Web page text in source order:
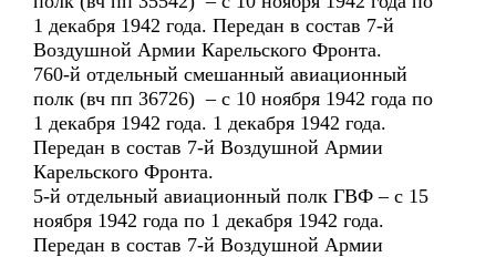
1 декабря 1942 года. Передан в состав 7-й
Воздушной Армии Карельского Фронта.
760-й отдельный смешанный авиационный
полк (вч пп 36726) – с 10 ноября 1942 года по
1 декабря 1942 года. 1 декабря 1942 года.
Передан в состав 7-й Воздушной Армии
Карельского Фронта.
5-й отдельный авиационный полк ГВФ – с 15
ноября 1942 года по 1 декабря 1942 года.
Передан в состав 7-й Воздушной Армии